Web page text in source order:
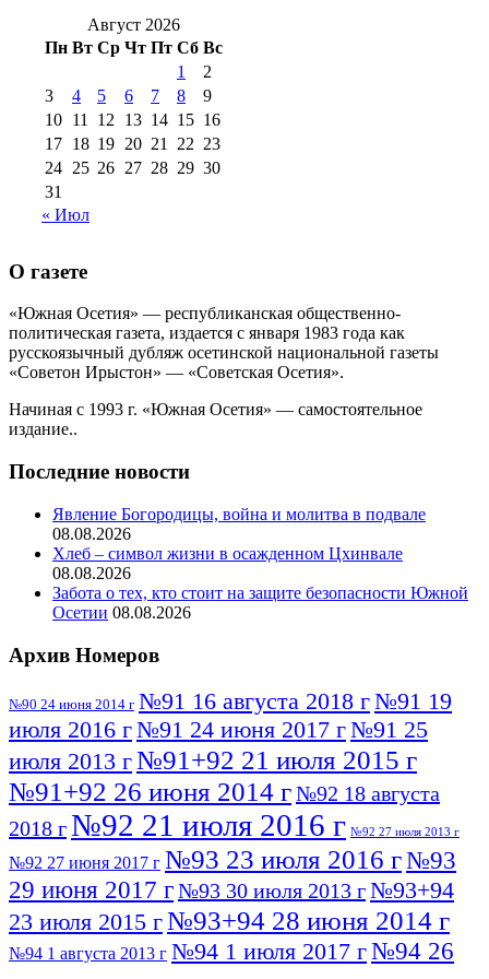
2016 г(12) №99 8 июля 2014 г
августа 2012 г(11)
августа 2013 г
(12)
Август 2026
Пн Вт Ср Чт Пт Сб Вс
1
2
3
4 5 6 7 8
9
10 11 12 13 14 15 16
17 18 19 20 21 22 23
24 25 26 27 28 29 30
31
« Июл
О газете
«Южная Осетия» — республиканская общественно-
политическая газета, издается с января 1983 года как
русскоязычный дубляж осетинской национальной газеты
«Советон Ирыстон» — «Советская Осетия».
Начиная с 1993 г. «Южная Осетия» — самостоятельное
издание..
Последние новости
Явление Богородицы, война и молитва в подвале
08.08.2026
Хлеб – символ жизни в осажденном Цхинвале
08.08.2026
Забота о тех, кто стоит на защите безопасности Южной
Осетии 08.08.2026
Архив Номеров
№90 24 июня 2014 г №91 16 августа 2018 г№91 19
июля 2016 г№91 24 июня 2017 г№91 25
июля 2013 г№91+92 21 июля 2015 г
№91+92 26 июня 2014 г№92 18 августа
2018 г№92 21 июля 2016 г №92 27 июля 2013 г
№92 27 июня 2017 г №93 23 июля 2016 г№93
29 июня 2017 г№93 30 июля 2013 г№93+94
23 июля 2015 г№93+94 28 июня 2014 г
№94 1 августа 2013 г №94 1 июля 2017 г№94 26